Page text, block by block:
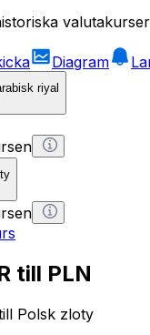
valutakurser
Diagram
riyal
till PLN
Polsk zloty